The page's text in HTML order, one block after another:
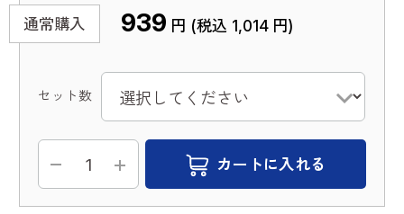
通常購入 939 円 (税込 1,014 円)
セット数
カートに入れる